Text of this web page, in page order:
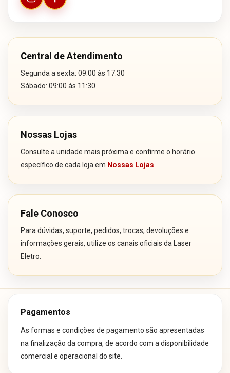
Central de Atendimento
Segunda a sexta: 09:00 às 17:30
Sábado: 09:00 às 11:30
Nossas Lojas
Consulte a unidade mais próxima e confirme o horário
específico de cada loja em Nossas Lojas
Fale Conosco
Para dúvidas, suporte, pedidos, trocas, devoluções e
informações gerais, utilize os canais oficiais da Laser
Eletro.
Pagamentos
As formas e condições de pagamento são apresentadas
na finalização da compra, de acordo com a disponibilidade
comercial e operacional do site.